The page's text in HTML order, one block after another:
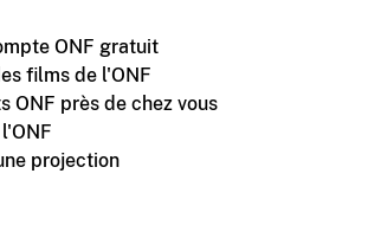
ONF gratuit
films de l'ONF
ONF près de chez vous
projection